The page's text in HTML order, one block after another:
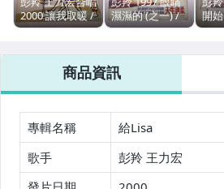
2000 讓我取暖 /
新力音樂 台灣紙
CD 附歌詞 / 選
自 "好好愛"
濕濕的 (之一) /
EMI 科藝百代 台
傳單曲 CD / 小
玩意 天生溫柔
開
The
錄
帶
商品資訊
專輯名稱
給Lisa
歌手
彭羚 王力宏